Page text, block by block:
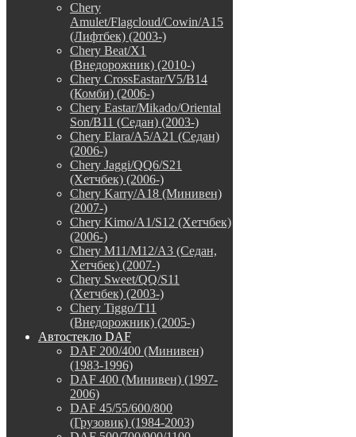
Chery
Amulet/Flagcloud/Cowin/A15
(Лифтбек) (2003-)
Chery Beat/X1
(Внедорожник) (2010-)
Chery CrossEastar/V5/B14
(Комби) (2006-)
Chery Eastar/Mikado/Oriental
Son/B11 (Седан) (2003-)
Chery Elara/A5/A21 (Седан)
(2006-)
Chery Jaggi/QQ6/S21
(Хетчбек) (2006-)
Chery Karry/A18 (Минивен)
(2007-)
Chery Kimo/A1/S12 (Хетчбек)
(2006-)
Chery M11/M12/A3 (Седан,
Хетчбек) (2007-)
Chery Sweet/QQ/S11
(Хетчбек) (2003-)
Chery Tiggo/T11
(Внедорожник) (2005-)
Автостекло DAF
DAF 200/400 (Минивен)
(1983-1996)
DAF 400 (Минивен) (1997-
2006)
DAF 45/55/600/800
(Грузовик) (1984-2003)